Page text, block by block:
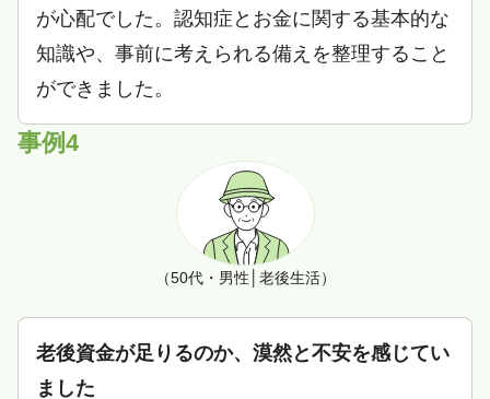
が心配でした。認知症とお金に関する基本的な
知識や、事前に考えられる備えを整理すること
ができました。
事例4
（50代・男性│老後生活）
老後資金が足りるのか、漠然と不安を感じてい
ました